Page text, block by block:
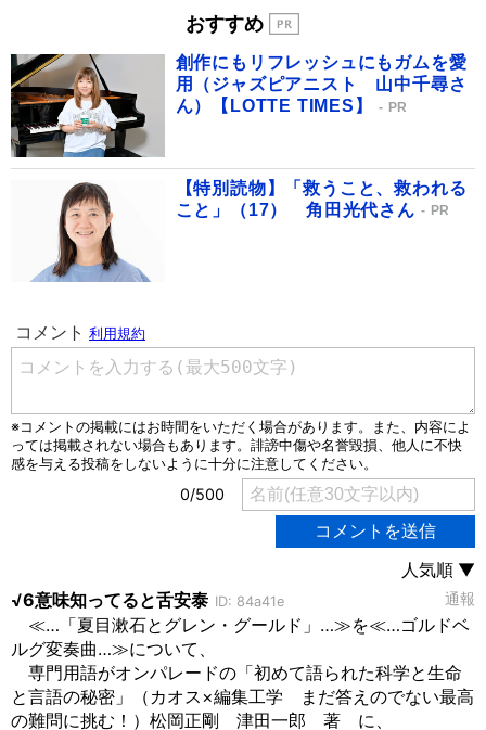
おすすめ
創作にもリフレッシュにもガムを愛
用（ジャズピアニスト 山中千尋さ
ん）【LOTTE TIMES】
PR
【特別読物】「救うこと、救われる
こと」（17） 角田光代さん
PR